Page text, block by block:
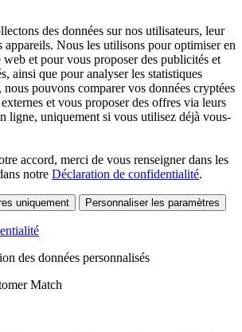
des données sur nos utilisateurs, leur
appareils. Nous les utilisons pour optimiser en
web et pour vous proposer des publicités et
ainsi que pour analyser les statistiques
pouvons comparer vos données cryptées
et vous proposer des offres via leurs
ligne, uniquement si vous utilisez déjà vous-
accord, merci de vous renseigner dans les
notre Déclaration de confidentialité.
uniquement Personnaliser les paramètres
des données personnalisés
Match